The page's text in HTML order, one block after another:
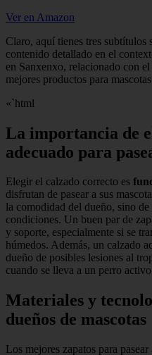
Ver en Amazon
Claro, aquí tienes tres subtítulos
contenido detallado en el
en Sanxenxo, relacionado con
mejores productos para
«`html
La importancia de
adecuado para
Elegir el calzado correcto es
disfrutan de pasear a sus
la comodidad del dueño, sino de
condiciones. Un buen par de
y soporte, especialmente si se
húmedos. Además, un calzado
dueño de posibles lesiones al
cuando se lleva a un perro
Materiales y
dueños de mascotas
Los mejores zapatos para